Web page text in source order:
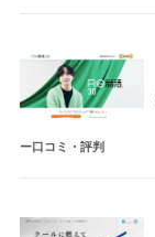
ー口コミ・評判